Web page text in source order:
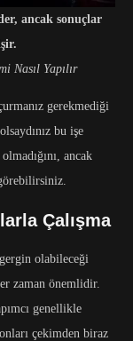
ancak sonuçlar
Nasıl Yapılır
gerekmediği
bu işe
ancak
Çalışma
olabileceği
zaman önemlidir.
genellikle
çekimden biraz